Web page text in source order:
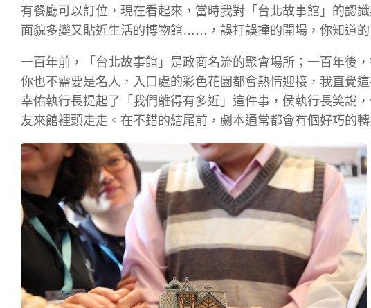
有餐廳可以訂位，現在看起來，當時我對「台北故事館」的認
面貌多變又貼近生活的博物館……，誤打誤撞的開場，你知道的
一百年前，「台北故事館」是政商名流的聚會場所；一百年後
你也不需要是名人，入口處的彩色花園都會熱情迎接，我直覺
幸佑執行長提起了「我們離得有多近」這件事，侯執行長笑說
友來館裡頭走走。在不錯的結尾前，劇本通常都會有個好巧的